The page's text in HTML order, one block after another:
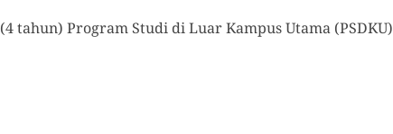
tahun) Program Studi di Luar Kampus Utama (PSDKU)